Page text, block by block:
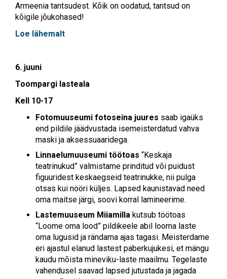
Armeenia tantsudest. Kõik on oodatud, tantsud on
kõigile jõukohased!
Loe lähemalt
6. juuni
Toompargi lasteala
Kell 10-17
Fotomuuseumi fotoseina juures saab igaüks
end pildile jäädvustada isemeisterdatud vahva
maski ja aksessuaaridega.
Linnaelumuuseumi töötoas “Keskaja
teatrinukud” valmistame prinditud või puidust
figuuridest keskaegseid teatrinukke, nii pulga
otsas kui nööri küljes. Lapsed kaunistavad need
oma maitse järgi, soovi korral lamineerime.
Lastemuuseum Miiamilla kutsub töötoas
“Loome oma lood” pildikeele abil looma laste
oma lugusid ja rändama ajas tagasi. Meisterdame
eri ajastul elanud lastest paberkujukesi, et mängu
kaudu mõista mineviku-laste maailmu. Tegelaste
vahendusel saavad lapsed jutustada ja jagada